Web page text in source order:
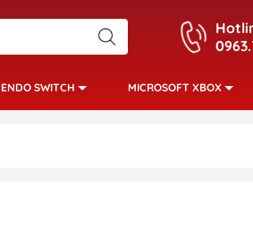
SWITCH MICROSOFT XBOX